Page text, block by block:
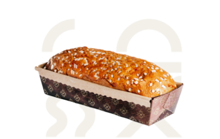
AGGIUNGI AL CARRELLO
/
DETTAGLI